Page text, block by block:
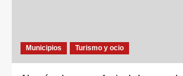
Municipios Turismo y ocio